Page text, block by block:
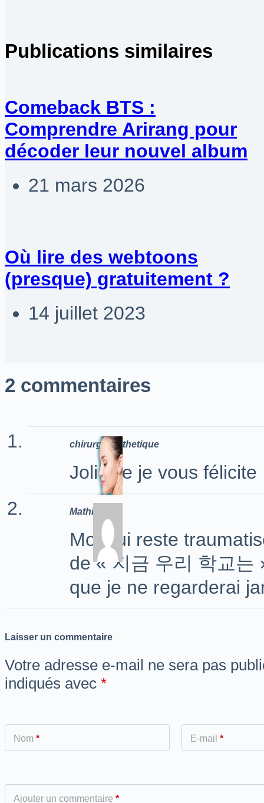
Publications similaires
Comeback BTS :
Comprendre Arirang pour
décoder leur nouvel album
21 mars 2026
Où lire des webtoons
(presque) gratuitement ?
14 juillet 2023
2 commentaires
chirurgie esthetique
Joli site je vous félicite
Mathilde
Moi qui reste
de « 지금 우리 학교는
que je ne regarderai
Laisser un commentaire
Votre adresse e-mail ne sera pas
indiqués avec *
Nom * E-mail *
Ajouter un commentaire *